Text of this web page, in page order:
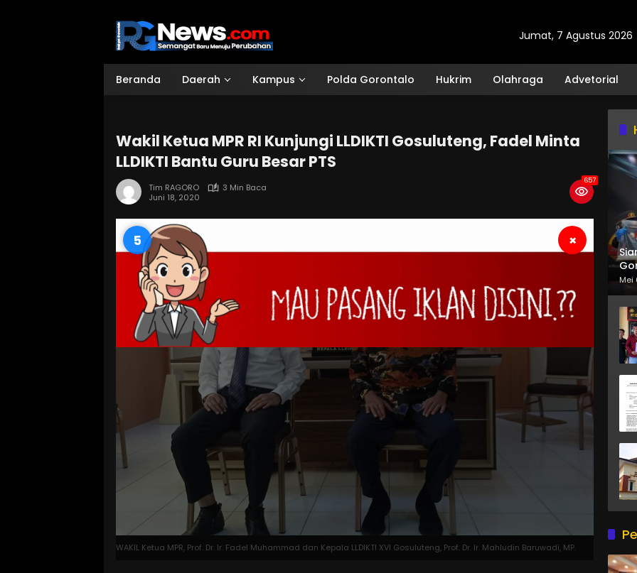
Jumat, 7 Agustus 2026
Beranda Daerah Kampus Polda Gorontalo Hukrim Olahraga Advetorial
Wakil Ketua MPR RI Kunjungi LLDIKTI Gosuluteng, Fadel Minta
LLDIKTI Bantu Guru Besar PTS
Tim RAGORO
3 Min Baca
Juni 18, 2020
657
4 ×
WAKIL Ketua MPR, Prof. Dr. Ir. Fadel Muhammad dan Kepala LLDIKTI XVI Gosuluteng, Prof. Dr. Ir. Mahludin Baruwadi, MP.
Mei